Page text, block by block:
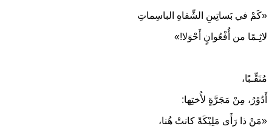
«كَمْ في بَساتِينِ الشِّفاهِ الباسِماتِ
لاثِـمًا من أُفْعُوانٍ أَحْوَلا!»
مُنَقِّـبًا،
أَدُوْرُ، مِنْ مَجَرَّةٍ لأُختِها:
«مَنْ ذا رَأَى مَلِيْكَةً كانتْ هُنا،